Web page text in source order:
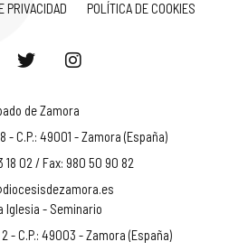
PRIVACIDAD POLÍTICA DE COOKIES
de Zamora
- C.P.: 49001 - Zamora (España)
18 02 / Fax: 980 50 90 82
Iglesia - Seminario
- C.P.: 49003 - Zamora (España)